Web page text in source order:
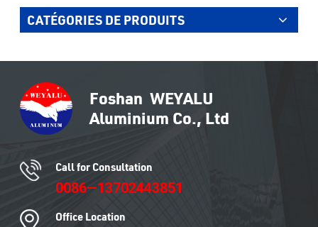
aluminium à usage industriel,
les profilés en aluminium
généraux, les portes en
aluminium et les garnitures
CATÉGORIES DE PRODUITS
Call for Consultation
0086—13702443851
Office Location